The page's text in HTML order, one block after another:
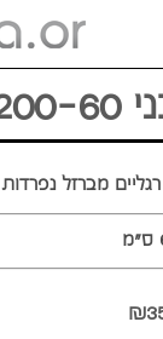
60
מברזל נפרדות
₪